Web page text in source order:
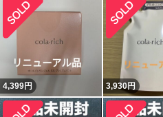
4,399円 3,930円